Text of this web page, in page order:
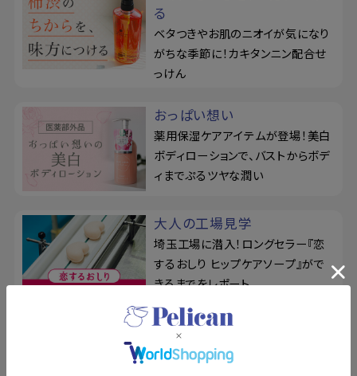
る
ベタつきやお肌のニオイが気になり
がちな季節に！カキタンニン配合せ
っけん
おっぱい想い
薬用保湿ケアアイテムが登場！美白
ボディローションで、バストからボデ
ィまでぷるツヤな潤い
大人の工場見学
埼玉工場に潜入！ロングセラー『恋
するおしり ヒップケアソープ』がで
きるまでをレポート
ドットウォッシー
リニューアル！泥せっけんで毛穴の